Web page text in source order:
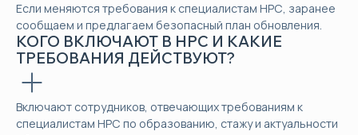
Если меняются требования к специалистам НРС, заранее
сообщаем и предлагаем безопасный план обновления.
КОГО ВКЛЮЧАЮТ В НРС И КАКИЕ
ТРЕБОВАНИЯ ДЕЙСТВУЮТ?
Включают сотрудников, отвечающих требованиям к
специалистам НРС по образованию, стажу и актуальности